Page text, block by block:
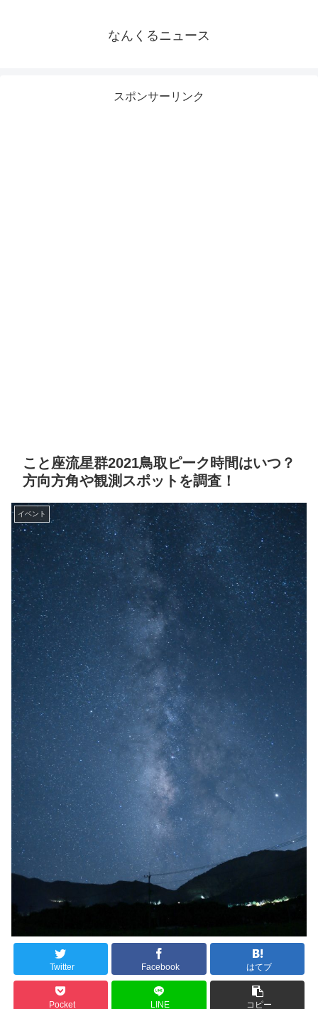
なんくるニュース
スポンサーリンク
こと座流星群2021鳥取ピーク時間はいつ？
方向方角や観測スポットを調査！
イベント
Twitter Facebook はてブ
Pocket LINE コピー